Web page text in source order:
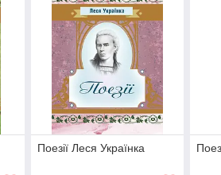
Поезії Леся Українка